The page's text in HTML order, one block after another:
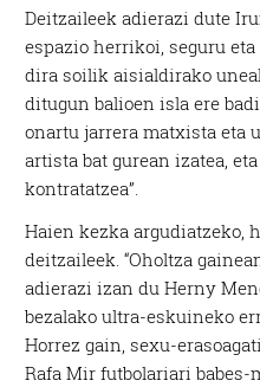
Deitzaileek adierazi dute
espazio herrikoi, seguru eta
dira soilik aisialdirako
ditugun balioen isla ere
onartu jarrera matxista eta
artista bat gurean izatea,
kontratatzea”.
Haien kezka argudiatzeko,
deitzaileek. “Oholtza
adierazi izan du Herny
bezalako ultra-eskuineko
Horrez gain, sexu-
Rafa Mir futbolariari babes-